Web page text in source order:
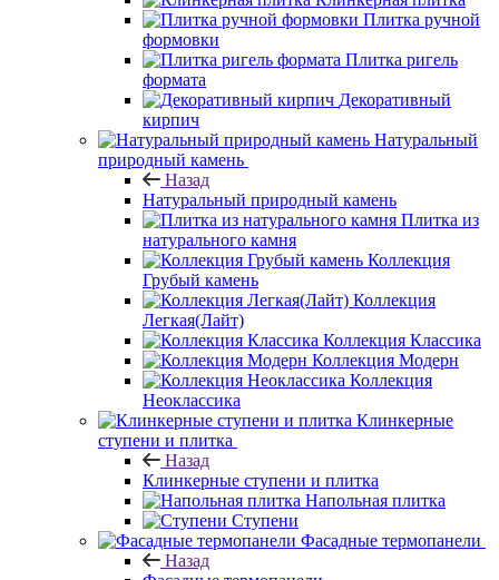
Плитка ручной
формовки
Плитка ригель
формата
Декоративный
кирпич
Натуральный
природный камень
Назад
Натуральный природный камень
Плитка из
натурального камня
Коллекция
Грубый камень
Коллекция
Легкая(Лайт)
Коллекция Классика
Коллекция Модерн
Коллекция
Неоклассика
Клинкерные
ступени и плитка
Назад
Клинкерные ступени и плитка
Напольная плитка
Ступени
Фасадные термопанели
Назад